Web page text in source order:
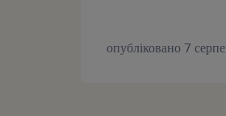
опубліковано 7